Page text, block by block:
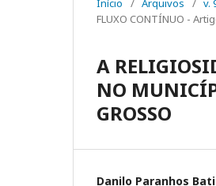
Início / Arquivos / v.
FLUXO CONTÍNUO -
A
NO
GROSSO
Danilo Paranhos